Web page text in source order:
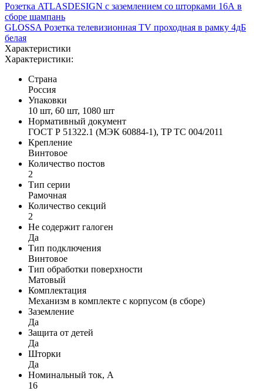
Розетка ATLASDESIGN с заземлением со шторками 16А в
сборе шампань
GLOSSA Розетка телевизионная TV проходная в рамку 4дБ
белая
Характеристики
Характеристики:
Страна
Россия
Упаковки
10 шт, 60 шт, 1080 шт
Нормативный документ
ГОСТ Р 51322.1 (МЭК 60884-1), TP TС 004/2011
Крепление
Винтовое
Количество постов
2
Тип серии
Рамочная
Количество секций
2
Не содержит галоген
Да
Тип подключения
Винтовое
Тип обработки поверхности
Матовый
Комплектация
Механизм в комплекте с корпусом (в сборе)
Заземление
Да
Защита от детей
Да
Шторки
Да
Номинальный ток, А
16